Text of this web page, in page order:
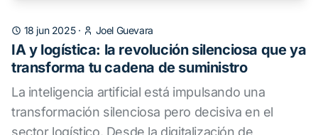
18 jun 2025· Joel Guevara
IA y logística: la revolución silenciosa que ya
transforma tu cadena de suministro
La inteligencia artificial está impulsando una
transformación silenciosa pero decisiva en el
sector logístico. Desde la digitalización de